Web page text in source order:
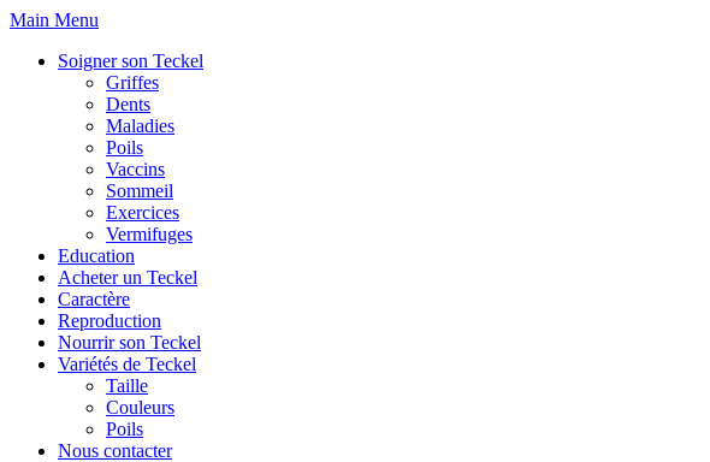
Skip
content
Main Menu
Soigner son Teckel
Griffes
Dents
Maladies
Poils
Vaccins
Sommeil
Exercices
Vermifuges
Education
Acheter un Teckel
Caractère
Reproduction
Nourrir son Teckel
Variétés de Teckel
Taille
Couleurs
Poils
Nous contacter